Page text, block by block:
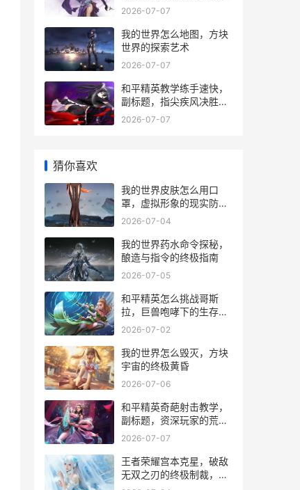
2026-07-07
我的世界怎么地图，方块
世界的探索艺术
2026-07-07
和平精英教学练手速快，
副标题，指尖疾风决胜战
场
2026-07-07
猜你喜欢
我的世界皮肤怎么用口
罩，虚拟形象的现实防护
思考
2026-07-04
我的世界药水命令探秘，
酿造与指令的终极指南
2026-07-05
和平精英怎么挑战哥斯
拉，巨兽咆哮下的生存与
征服之道副标题
2026-07-02
我的世界怎么毁灭，方块
宇宙的终极黄昏
2026-07-06
和平精英奇葩射击教学，
副标题，资深玩家的荒诞
战术指南
2026-07-07
王者荣耀宫本克星，破敌
无双之刃的终极制裁，副
标题：解析对抗剑圣的战